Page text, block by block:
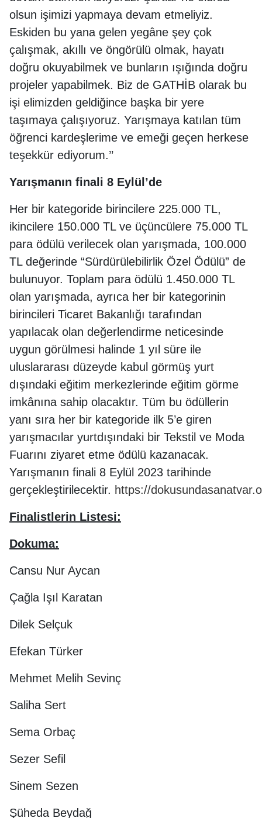
olsun işimizi yapmaya devam etmeliyiz.
Eskiden bu yana gelen yegâne şey çok
çalışmak, akıllı ve öngörülü olmak, hayatı
doğru okuyabilmek ve bunların ışığında doğru
projeler yapabilmek. Biz de GATHİB olarak bu
işi elimizden geldiğince başka bir yere
taşımaya çalışıyoruz. Yarışmaya katılan tüm
öğrenci kardeşlerime ve emeği geçen herkese
teşekkür ediyorum.’’
Yarışmanın finali 8 Eylül’de
Her bir kategoride birincilere 225.000 TL,
ikincilere 150.000 TL ve üçüncülere 75.000 TL
para ödülü verilecek olan yarışmada, 100.000
TL değerinde “Sürdürülebilirlik Özel Ödülü” de
bulunuyor. Toplam para ödülü 1.450.000 TL
olan yarışmada, ayrıca her bir kategorinin
birincileri Ticaret Bakanlığı tarafından
yapılacak olan değerlendirme neticesinde
uygun görülmesi halinde 1 yıl süre ile
uluslararası düzeyde kabul görmüş yurt
dışındaki eğitim merkezlerinde eğitim görme
imkânına sahip olacaktır. Tüm bu ödüllerin
yanı sıra her bir kategoride ilk 5’e giren
yarışmacılar yurtdışındaki bir Tekstil ve Moda
Fuarını ziyaret etme ödülü kazanacak.
Yarışmanın finali 8 Eylül 2023 tarihinde
gerçekleştirilecektir. https://
Finalistlerin Listesi:
Dokuma:
Cansu Nur Aycan
Çağla Işıl Karatan
Dilek Selçuk
Efekan Türker
Mehmet Melih Sevinç
Saliha Sert
Sema Orbaç
Sezer Sefil
Sinem Sezen
Şüheda Beydağ